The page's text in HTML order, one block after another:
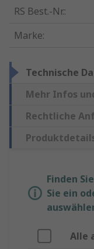
RS Best.-Nr.:
Marke:
Technische
Mehr Infos
Rechtliche
Finden
Sie ein
Alle